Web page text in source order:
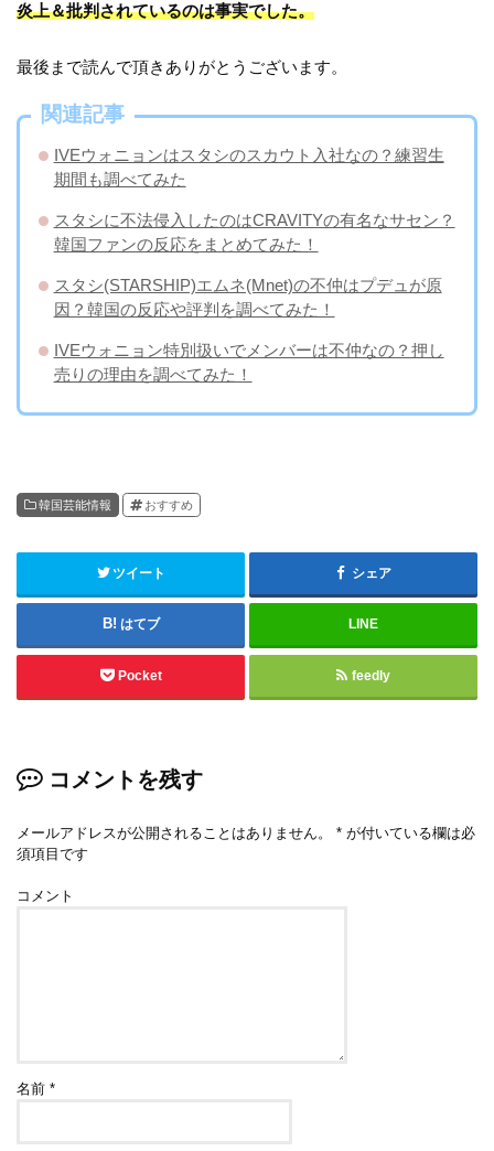
炎上＆批判されているのは事実でした。
最後まで読んで頂きありがとうございます。
関連記事
IVEウォニョンはスタシのスカウト入社なの？練習生
期間も調べてみた
スタシに不法侵入したのはCRAVITYの有名なサセン？
韓国ファンの反応をまとめてみた！
スタシ(STARSHIP)エムネ(Mnet)の不仲はプデュが原
因？韓国の反応や評判を調べてみた！
IVEウォニョン特別扱いでメンバーは不仲なの？押し
売りの理由を調べてみた！
韓国芸能情報 おすすめ
ツイート シェア
はてブ LINE
Pocket feedly
コメントを残す
メールアドレスが公開されることはありません。 * が付いている欄は必
須項目です
コメント
名前*